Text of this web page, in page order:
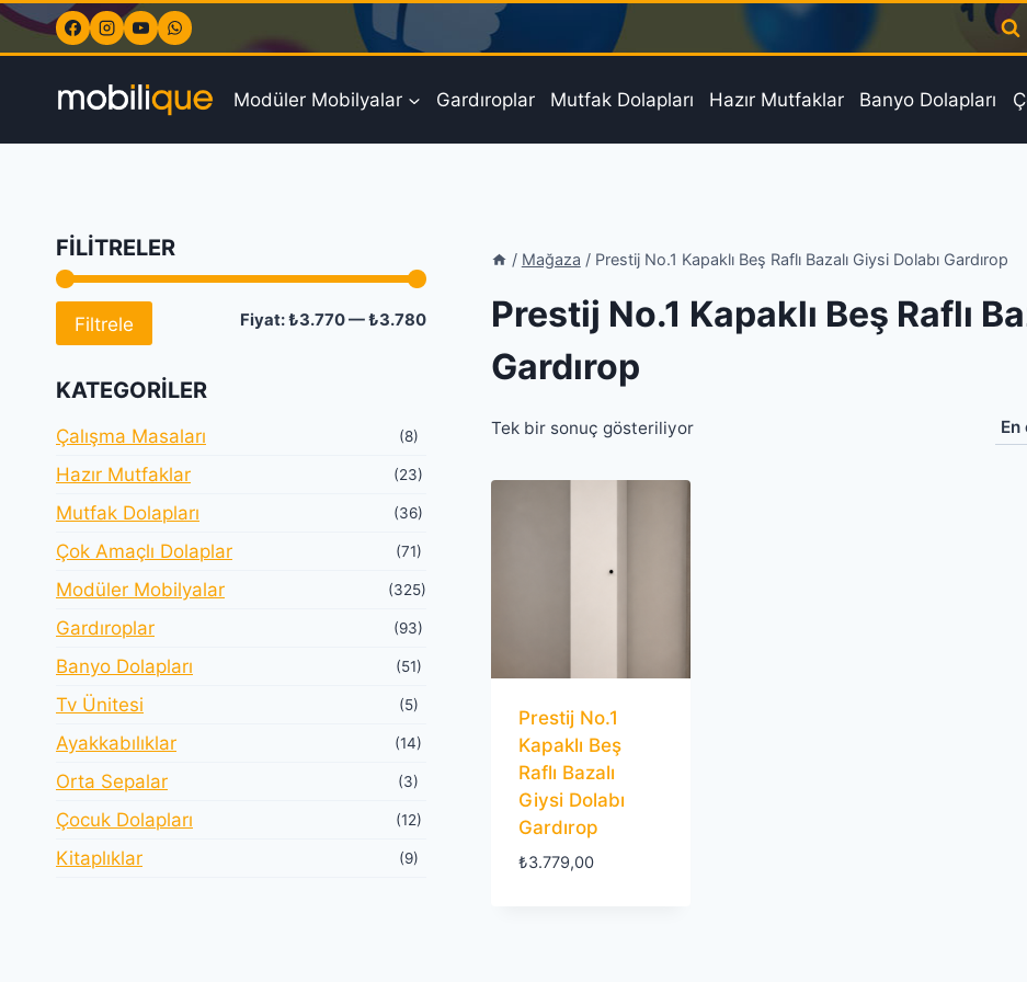
Skip
Modüler Mobilyalar Gardıroplar Mutfak Dolapları Hazır Mutfaklar Banyo Dolapları
/ Mağaza / Prestij No.1 Kapaklı Beş Raflı Bazalı Giysi Dolabı Gardırop
Prestij No.1 Kapaklı Beş Raflı
Gardırop
Tek bir sonuç gösteriliyor
Prestij No.1
Kapaklı Beş
Raflı Bazalı
Giysi Dolabı
Gardırop
₺3.779,00
FILITRELER
En
En
Filtrele Fiyat:₺3.770—₺3.780
KATEGORILER
Çalışma Masaları (8)
Hazır Mutfaklar (23)
Mutfak Dolapları (36)
Çok Amaçlı Dolaplar (71)
Modüler Mobilyalar (325)
Gardıroplar (93)
Banyo Dolapları (51)
Tv Ünitesi (5)
Ayakkabılıklar (14)
Orta Sepalar (3)
Çocuk Dolapları (12)
Kitaplıklar (9)